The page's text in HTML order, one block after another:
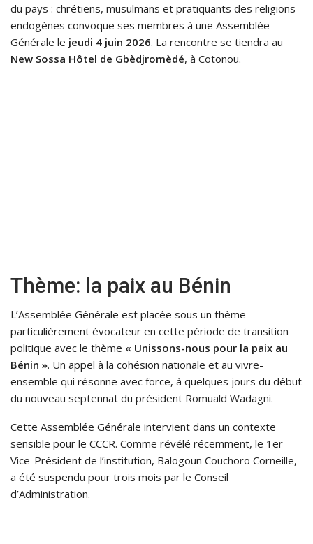
du pays : chrétiens, musulmans et pratiquants des religions
endogènes convoque ses membres à une Assemblée
Générale le jeudi 4 juin 2026. La rencontre se tiendra au
New Sossa Hôtel de Gbèdjromèdé, à Cotonou.
Thème: la paix au Bénin
L’Assemblée Générale est placée sous un thème
particulièrement évocateur en cette période de transition
politique avec le thème « Unissons-nous pour la paix au
Bénin ». Un appel à la cohésion nationale et au vivre-
ensemble qui résonne avec force, à quelques jours du début
du nouveau septennat du président Romuald Wadagni.
Cette Assemblée Générale intervient dans un contexte
sensible pour le CCCR. Comme révélé récemment, le 1er
Vice-Président de l’institution, Balogoun Couchoro Corneille,
a été suspendu pour trois mois par le Conseil
d’Administration.